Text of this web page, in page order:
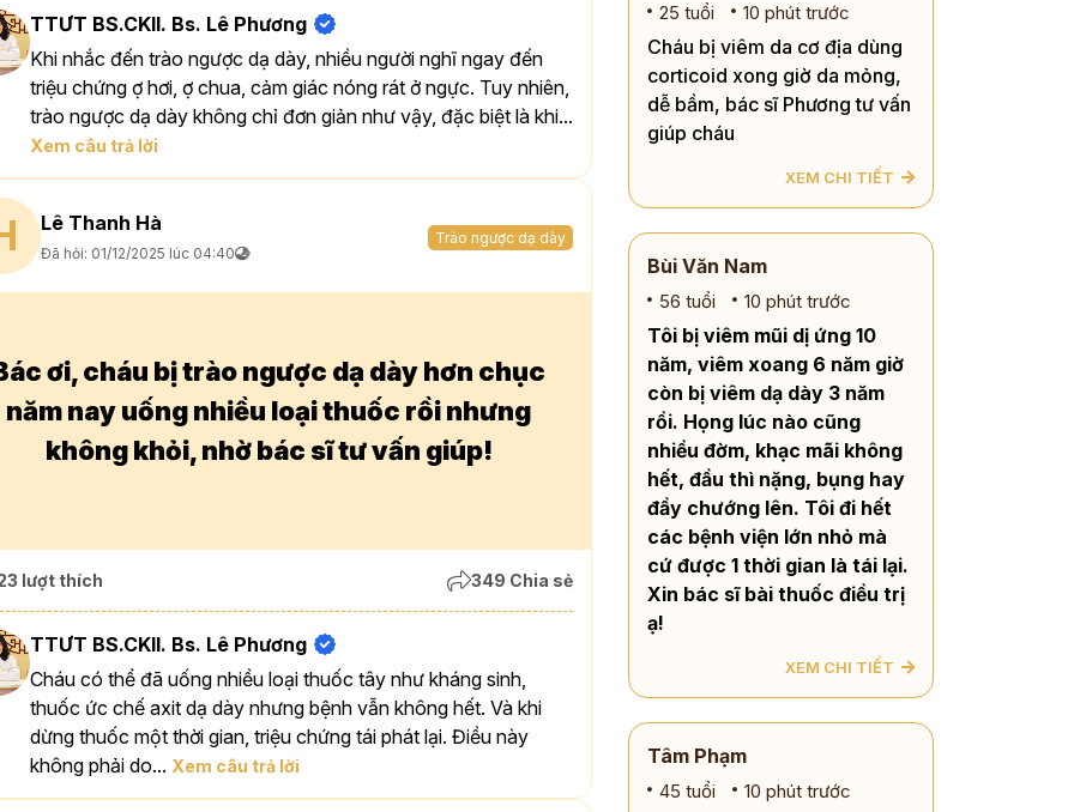
TTƯT BS.CKII. Bs. Lê Phương
Khi nhắc đến trào ngược dạ dày, nhiều người nghĩ ngay đến
triệu chứng ợ hơi, ợ chua, cảm giác nóng rát ở ngực. Tuy nhiên,
trào ngược dạ dày không chỉ đơn giản như vậy, đặc biệt là khi...
Xem câu trả lời
Lê Thanh Hà
Đã hỏi: 01/12/2025 lúc 04:40
Trào ngược dạ dày
ơi, cháu bị trào ngược dạ dày hơn chục
năm nay uống nhiều loại thuốc rồi nhưng
không khỏi, nhờ bác sĩ tư vấn giúp!
lượt thích 349 Chia sẻ
TTƯT BS.CKII. Bs. Lê Phương
Cháu có thể đã uống nhiều loại thuốc tây như kháng sinh,
thuốc ức chế axit dạ dày nhưng bệnh vẫn không hết. Và khi
dừng thuốc một thời gian, triệu chứng tái phát lại. Điều này
không phải do... Xem câu trả lời
25 tuổi 10 phút trước
Cháu bị viêm da cơ địa dùng
corticoid xong giờ da mỏng,
dễ bầm, bác sĩ Phương tư vấn
giúp cháu
XEM CHI TIẾT
Bùi Văn Nam
56 tuổi 10 phút trước
Tôi bị viêm mũi dị ứng 10
năm, viêm xoang 6 năm giờ
còn bị viêm dạ dày 3 năm
rồi. Họng lúc nào cũng
nhiều đờm, khạc mãi không
hết, đầu thì nặng, bụng hay
đầy chướng lên. Tôi đi hết
các bệnh viện lớn nhỏ mà
cứ được 1 thời gian là tái lại.
Xin bác sĩ bài thuốc điều trị
ạ!
XEM CHI TIẾT
Tâm Phạm
45 tuổi 10 phút trước